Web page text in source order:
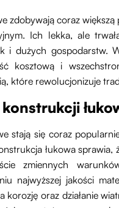
zdobywają coraz
Ich lekka, ale
i dużych gospodarstw.
kosztową i
które rewolucjonizuje
stają się coraz
łukowa sprawia,
zmiennych
najwyższej jakości
korozję oraz działanie